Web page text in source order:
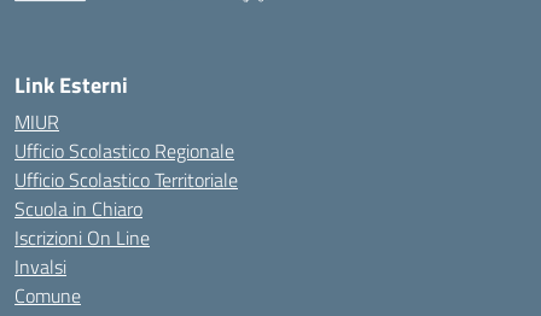
Link Esterni
MIUR
Ufficio Scolastico Regionale
Ufficio Scolastico Territoriale
Scuola in Chiaro
Iscrizioni On Line
Invalsi
Comune